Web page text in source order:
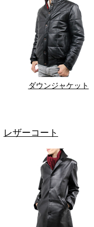
ダウンジャケット
レザーコート